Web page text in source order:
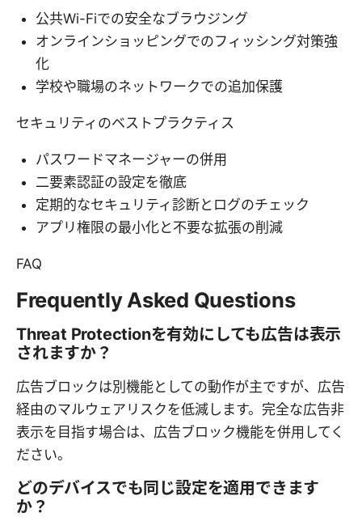
公共Wi-Fiでの安全なブラウジング
オンラインショッピングでのフィッシング対策強
化
学校や職場のネットワークでの追加保護
セキュリティのベストプラクティス
パスワードマネージャーの併用
二要素認証の設定を徹底
定期的なセキュリティ診断とログのチェック
アプリ権限の最小化と不要な拡張の削減
FAQ
Frequently Asked Questions
Threat Protectionを有効にしても広告は表示
されますか？
広告ブロックは別機能としての動作が主ですが、広告
経由のマルウェアリスクを低減します。完全な広告非
表示を目指す場合は、広告ブロック機能を併用してく
ださい。
どのデバイスでも同じ設定を適用できます
か？